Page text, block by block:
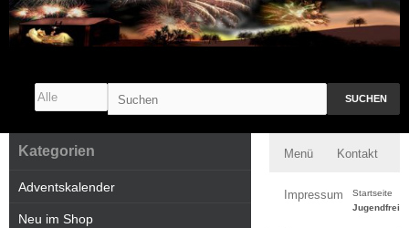
SUCHEN
Menü Kontakt
Impressum
Startseite
Jugendfrei
Kategorien
Adventskalender
Neu im Shop